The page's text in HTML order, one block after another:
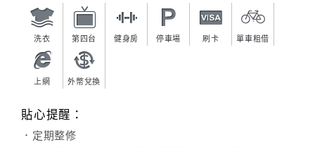
洗衣 第四台 健身房 停車場 刷卡 單車租借
上網 外幣兌換
貼心提醒：
．定期整修